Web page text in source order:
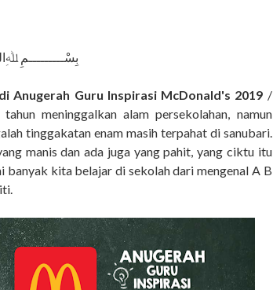
بِسْـــــــــمِ
Anugerah Guru Inspirasi McDonald's 2019 /
meninggalkan alam persekolahan, namun
tinggakatan enam masih terpahat di sanubari.
manis dan ada juga yang pahit, yang ciktu itu
banyak kita belajar di sekolah dari mengenal A B